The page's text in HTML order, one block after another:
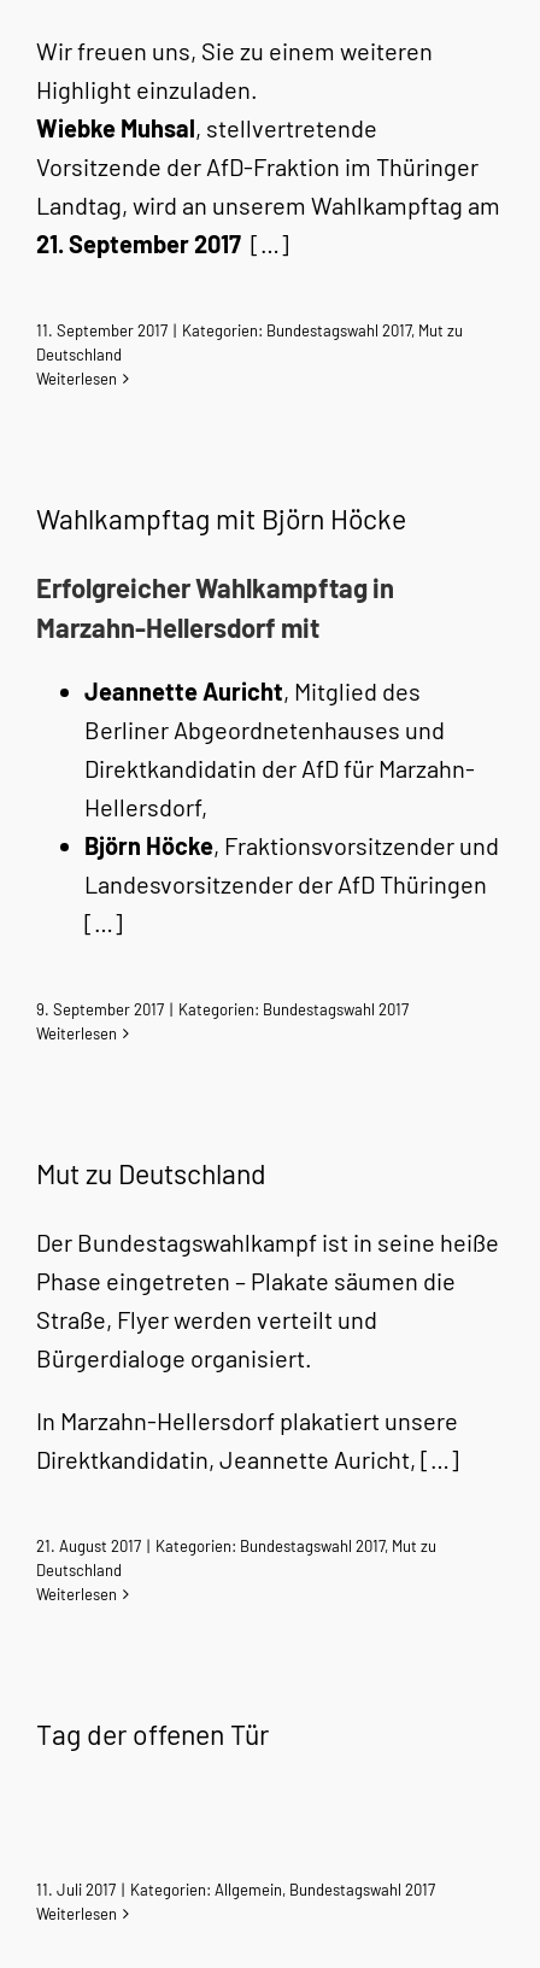
Wir freuen uns, Sie zu einem weiteren
Highlight einzuladen.
Wiebke Muhsal, stellvertretende
Vorsitzende der AfD-Fraktion im Thüringer
Landtag, wird an unserem Wahlkampftag am
21. September 2017 […]
11. September 2017 | Kategorien: Bundestagswahl 2017, Mut zu
Deutschland
Weiterlesen
Wahlkampftag mit Björn Höcke
Erfolgreicher Wahlkampftag in
Marzahn-Hellersdorf mit
Jeannette Auricht, Mitglied des
Berliner Abgeordnetenhauses und
Direktkandidatin der AfD für Marzahn-
Hellersdorf,
Björn Höcke, Fraktionsvorsitzender und
Landesvorsitzender der AfD Thüringen
[…]
9. September 2017 | Kategorien: Bundestagswahl 2017
Weiterlesen
Mut zu Deutschland
Der Bundestagswahlkampf ist in seine heiße
Phase eingetreten – Plakate säumen die
Straße, Flyer werden verteilt und
Bürgerdialoge organisiert.
In Marzahn-Hellersdorf plakatiert unsere
Direktkandidatin, Jeannette Auricht, […]
21. August 2017 | Kategorien: Bundestagswahl 2017, Mut zu
Deutschland
Weiterlesen
Tag der offenen Tür
11. Juli 2017 | Kategorien: Allgemein, Bundestagswahl 2017
Weiterlesen